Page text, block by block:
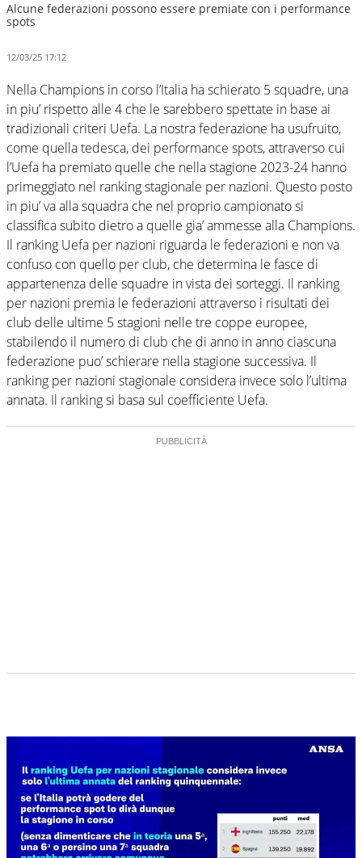
Alcune federazioni possono essere premiate con i performance
spots
12/03/25 17:12
Nella Champions in corso l’Italia ha schierato 5 squadre, una
in piu’ rispetto alle 4 che le sarebbero spettate in base ai
tradizionali criteri Uefa. La nostra federazione ha usufruito,
come quella tedesca, dei performance spots, attraverso cui
l’Uefa ha premiato quelle che nella stagione 2023-24 hanno
primeggiato nel ranking stagionale per nazioni. Questo posto
in piu’ va alla squadra che nel proprio campionato si
classifica subito dietro a quelle gia’ ammesse alla Champions.
Il ranking Uefa per nazioni riguarda le federazioni e non va
confuso con quello per club, che determina le fasce di
appartenenza delle squadre in vista dei sorteggi. Il ranking
per nazioni premia le federazioni attraverso i risultati dei
club delle ultime 5 stagioni nelle tre coppe europee,
stabilendo il numero di club che di anno in anno ciascuna
federazione puo’ schierare nella stagione successiva. Il
ranking per nazioni stagionale considera invece solo l’ultima
annata. Il ranking si basa sul coefficiente Uefa.